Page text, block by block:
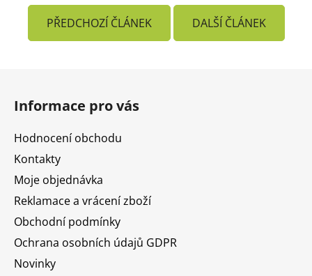
PŘEDCHOZÍ ČLÁNEK DALŠÍ ČLÁNEK
Informace pro vás
Hodnocení obchodu
Kontakty
Moje objednávka
Reklamace a vrácení zboží
Obchodní podmínky
Ochrana osobních údajů GDPR
Novinky